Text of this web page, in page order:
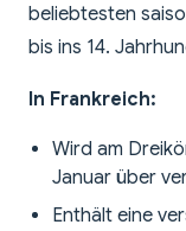
beliebtesten
bis ins 14.
In Frankreich:
Wird am
Januar über
Enthält eine